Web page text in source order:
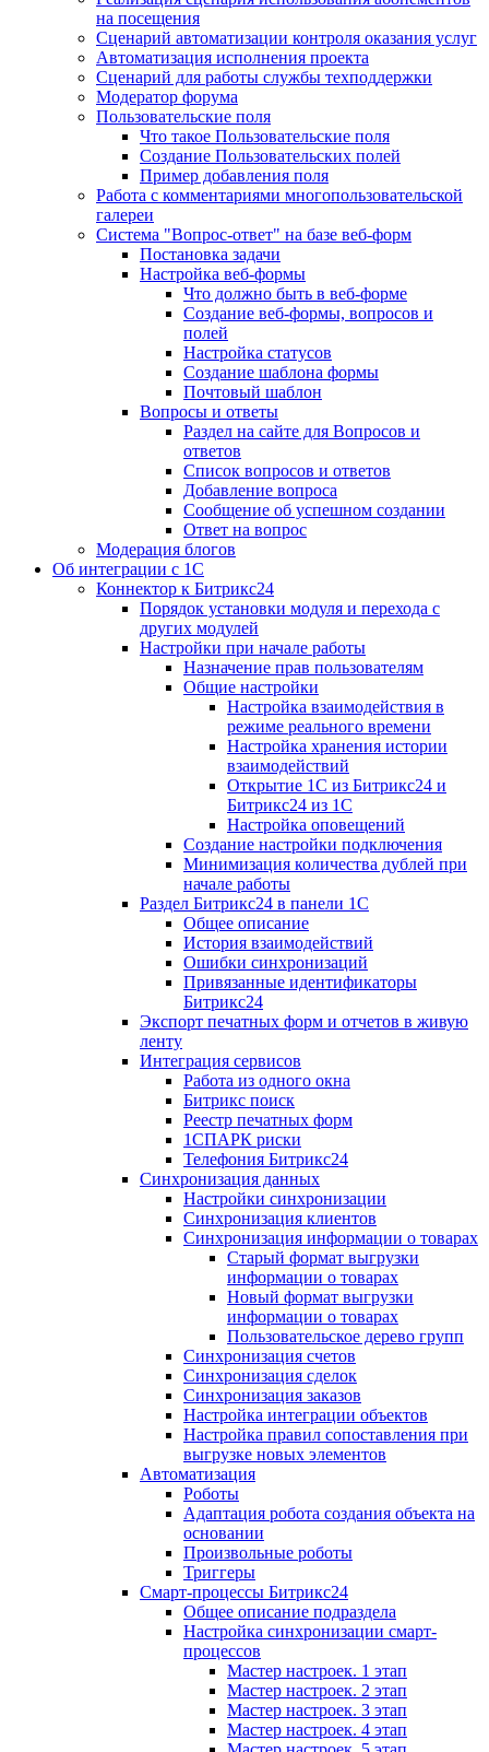
на посещения
Сценарий автоматизации контроля оказания услуг
Автоматизация исполнения проекта
Сценарий для работы службы техподдержки
Модератор форума
Пользовательские поля
Что такое Пользовательские поля
Создание Пользовательских полей
Пример добавления поля
Работа с комментариями многопользовательской
галереи
Система "Вопрос-ответ" на базе веб-форм
Постановка задачи
Настройка веб-формы
Что должно быть в веб-форме
Создание веб-формы, вопросов и
полей
Настройка статусов
Создание шаблона формы
Почтовый шаблон
Вопросы и ответы
Раздел на сайте для Вопросов и
ответов
Список вопросов и ответов
Добавление вопроса
Сообщение об успешном создании
Ответ на вопрос
Модерация блогов
Об интеграции с 1С
Коннектор к Битрикс24
Порядок установки модуля и перехода с
других модулей
Настройки при начале работы
Назначение прав пользователям
Общие настройки
Настройка взаимодействия в
режиме реального времени
Настройка хранения истории
взаимодействий
Открытие 1С из Битрикс24 и
Битрикс24 из 1С
Настройка оповещений
Создание настройки подключения
Минимизация количества дублей при
начале работы
Раздел Битрикс24 в панели 1С
Общее описание
История взаимодействий
Ошибки синхронизаций
Привязанные идентификаторы
Битрикс24
Экспорт печатных форм и отчетов в живую
ленту
Интеграция сервисов
Работа из одного окна
Битрикс поиск
Реестр печатных форм
1СПАРК риски
Телефония Битрикс24
Синхронизация данных
Настройки синхронизации
Синхронизация клиентов
Синхронизация информации о товарах
Старый формат выгрузки
информации о товарах
Новый формат выгрузки
информации о товарах
Пользовательское дерево групп
Синхронизация счетов
Синхронизация сделок
Синхронизация заказов
Настройка интеграции объектов
Настройка правил сопоставления при
выгрузке новых элементов
Автоматизация
Роботы
Адаптация робота создания объекта на
основании
Произвольные роботы
Триггеры
Смарт-процессы Битрикс24
Общее описание подраздела
Настройка синхронизации смарт-
процессов
Мастер настроек. 1 этап
Мастер настроек. 2 этап
Мастер настроек. 3 этап
Мастер настроек. 4 этап